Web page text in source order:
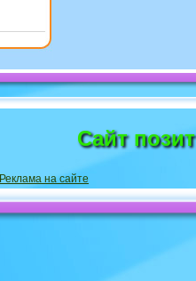
Сайт
Реклама на сайте